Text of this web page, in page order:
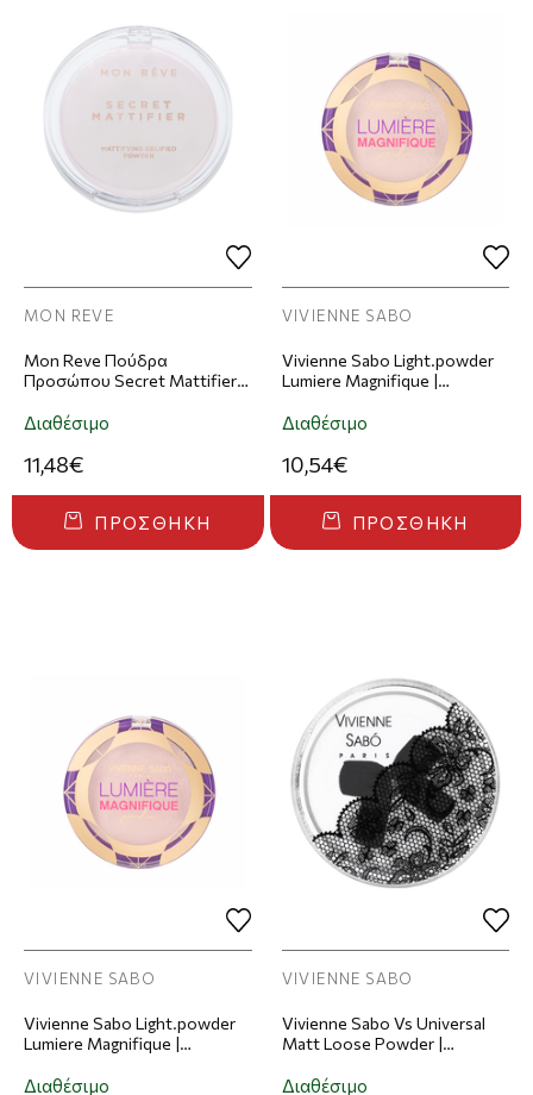
MON REVE
Mon Reve Πούδρα
Προσώπου Secret Mattifier
Διαθέσιμο
11,48€
ΠΡΟΣΘΉΚΗ
VIVIENNE SABO
Vivienne Sabo Light.powder
Lumiere Magnifique |
Διαθέσιμο
10,54€
ΠΡΟΣΘΉΚΗ
VIVIENNE SABO
Vivienne Sabo Light.powder
Lumiere Magnifique |
Διαθέσιμο
VIVIENNE SABO
Vivienne Sabo Vs Universal
Matt Loose Powder |
Διαθέσιμο